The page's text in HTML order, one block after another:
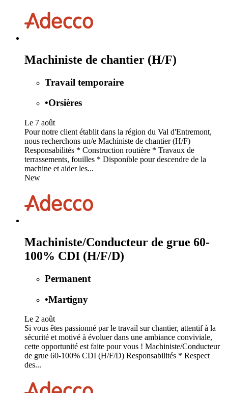
Machiniste de chantier (H/F)
Travail temporaire
•Orsières
Le 7 août
Pour notre client établit dans la région du Val d'Entremont,
nous recherchons un/e Machiniste de chantier (H/F)
Responsabilités * Construction routière * Travaux de
terrassements, fouilles * Disponible pour descendre de la
machine et aider les...
New
Machiniste/Conducteur de grue 60-
100% CDI (H/F/D)
Permanent
•Martigny
Le 2 août
Si vous êtes passionné par le travail sur chantier, attentif à la
sécurité et motivé à évoluer dans une ambiance conviviale,
cette opportunité est faite pour vous ! Machiniste/Conducteur
de grue 60-100% CDI (H/F/D) Responsabilités * Respect
des...